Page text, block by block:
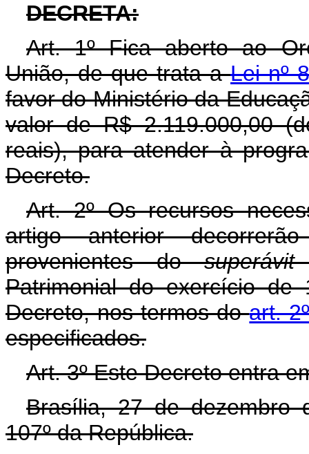
DECRETA:
Art. 1º Fica aberto ao
União, de que trata aLei nº
favor do Ministério da
valor de R$ 2.119.000,00
reais), para atender à
Decreto.
Art. 2º Os recursos
artigo anterior
provenientes dosuperávit
Patrimonial do exercício
Decreto, nos termos doart.
especificados.
Art. 3º Este Decreto entra
Brasília, 27 de dezembro
107º da República.